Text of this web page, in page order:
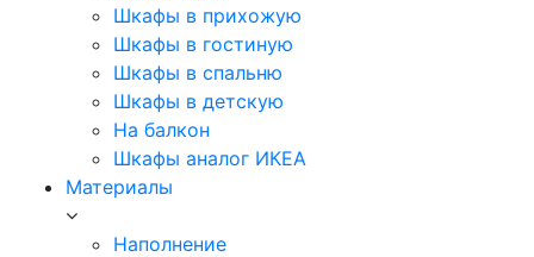
Шкафы в прихожую
Шкафы в гостиную
Шкафы в спальню
Шкафы в детскую
На балкон
Шкафы аналог ИКЕА
Материалы
Наполнение